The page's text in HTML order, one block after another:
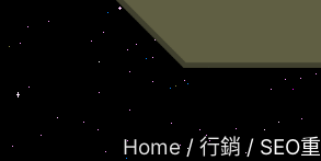
容
Home / 行銷 / SEO